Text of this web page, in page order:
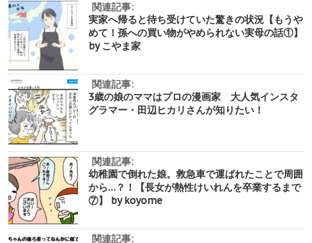
関連記事:
実家へ帰ると待ち受けていた驚きの状況【もうや
めて！孫への買い物がやめられない実母の話①】
by こやま家
関連記事:
3歳の娘のママはプロの漫画家 大人気インスタ
グラマー・田辺ヒカリさんが知りたい！
関連記事:
幼稚園で倒れた娘。救急車で運ばれたことで周囲
から…？！【長女が熱性けいれんを卒業するまで
⑦】 by koyome
関連記事: